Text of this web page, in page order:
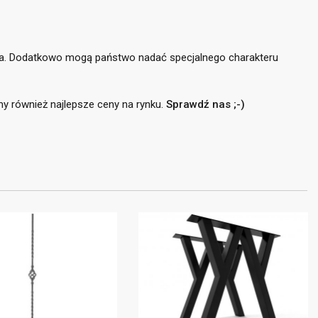
×
Dodatkowo mogą państwo nadać specjalnego charakteru
również najlepsze ceny na rynku. Sprawdź nas ;-)